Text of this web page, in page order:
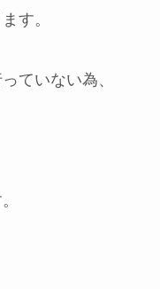
す。
ていない為、